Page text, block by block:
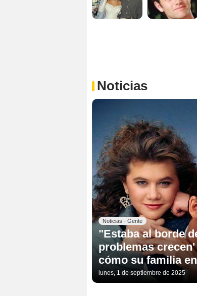
Noticias
Noticias - Gente
"Estaba al borde
problemas
cómo su familia
lunes, 1 de septiembre de 2025